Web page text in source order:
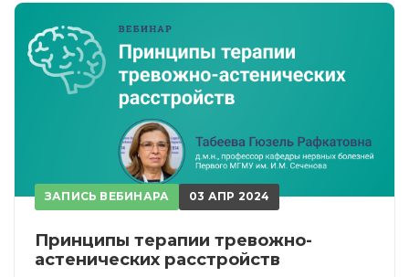
ЗАПИСЬ ВЕБИНАРА 03 АПР 2024
Принципы терапии тревожно-
астенических расстройств